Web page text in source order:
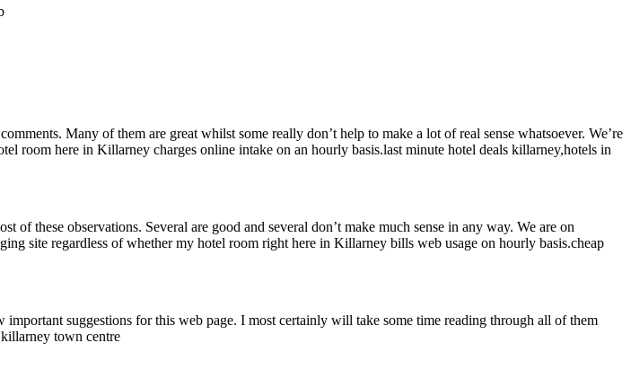
Many of them are great whilst some really don’t help to make a lot of real sense whatsoever. We’re
room here in Killarney charges online intake on an hourly basis.last minute hotel deals killarney,hotels in
these observations. Several are good and several don’t make much sense in any way. We are on
site regardless of whether my hotel room right here in Killarney bills web usage on hourly basis.cheap
suggestions for this web page. I most certainly will take some time reading through all of them
town centre